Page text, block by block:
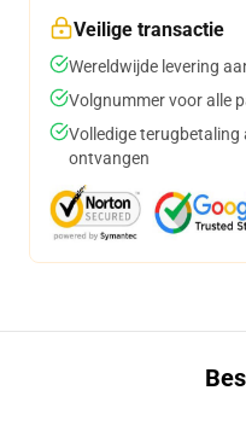
Veilige transactie
Wereldwijde levering
Volgnummer voor alle
Volledige
ontvangen